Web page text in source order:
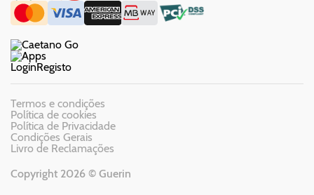
LoginRegisto
Copyright 2026 © Guerin
Termos e condições
Política de cookies
Política de Privacidade
Condições Gerais
Livro de Reclamações